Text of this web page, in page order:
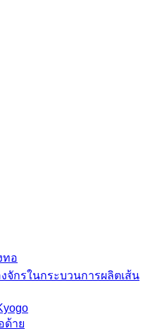
ทอ
จักรในกระบวนการผลิตเส้น
ด้าย